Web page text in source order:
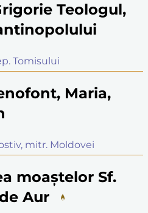
Teologul,
Tomisului
Maria,
mitr. Moldovei
moaștelor Sf.
Aur